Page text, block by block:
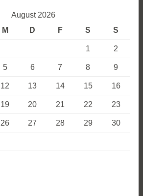
August 2026
M D F S S
1 2
5 6 7 8 9
12 13 14 15 16
19 20 21 22 23
26 27 28 29 30